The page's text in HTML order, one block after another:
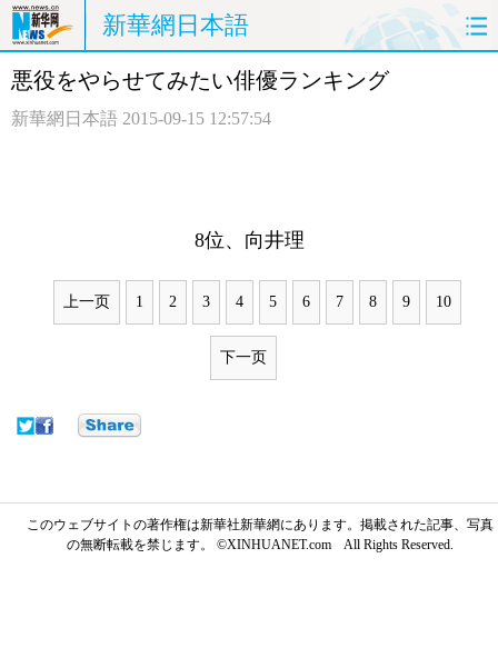
新華網日本語
ホームページ 政治
悪役をやらせてみたい俳優ランキング
新華網日本語 2015-09-15 12:57:54
8位、向井理
上一页 1 2 3 4 5 6 7 8 9 10
下一页
このウェブサイトの著作権は新華社新華網にあります。掲載された記事、写真
の無断転載を禁じます。 ©XINHUANET.com All Rights Reserved.